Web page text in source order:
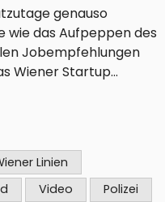
genauso
wie das Aufpeppen des
Jobempfehlungen
Wiener Startup
Win-Situation für alle
Referral
können durch das
ihre Bekannten...
Linien
Video
Polizei